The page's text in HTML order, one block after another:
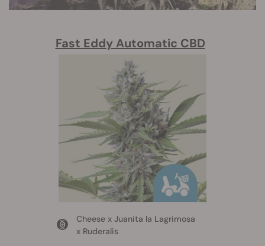
Fast Eddy Automatic CBD
Cheese x Juanita la Lagrimosa
x Ruderalis